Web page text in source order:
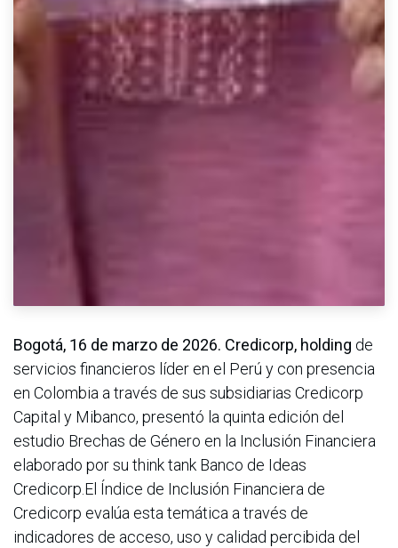
Bogotá, 16 de marzo de 2026. Credicorp, holding de
servicios financieros líder en el Perú y con presencia
en Colombia a través de sus subsidiarias Credicorp
Capital y Mibanco, presentó la quinta edición del
estudio Brechas de Género en la Inclusión Financiera
elaborado por su think tank Banco de Ideas
Credicorp.El Índice de Inclusión Financiera de
Credicorp evalúa esta temática a través de
indicadores de acceso, uso y calidad percibida del